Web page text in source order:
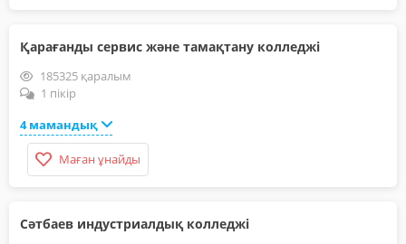
Қарағанды сервис және тамақтану колледжі
185325 қаралым
1 пікір
4 мамандық
Маған ұнайды
Сәтбаев индустриалдық колледжі